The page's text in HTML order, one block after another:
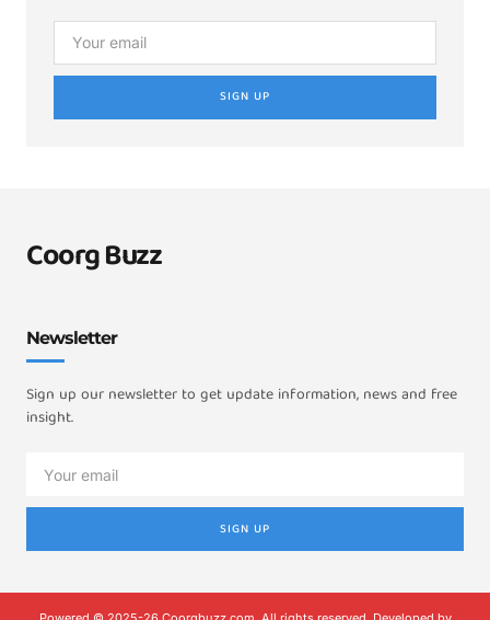
SIGN UP
Coorg Buzz
Newsletter
Sign up our newsletter to get update information, news and free
insight.
SIGN UP